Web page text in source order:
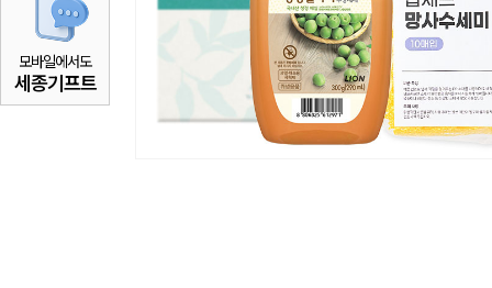
모바일에서도
세종기프트